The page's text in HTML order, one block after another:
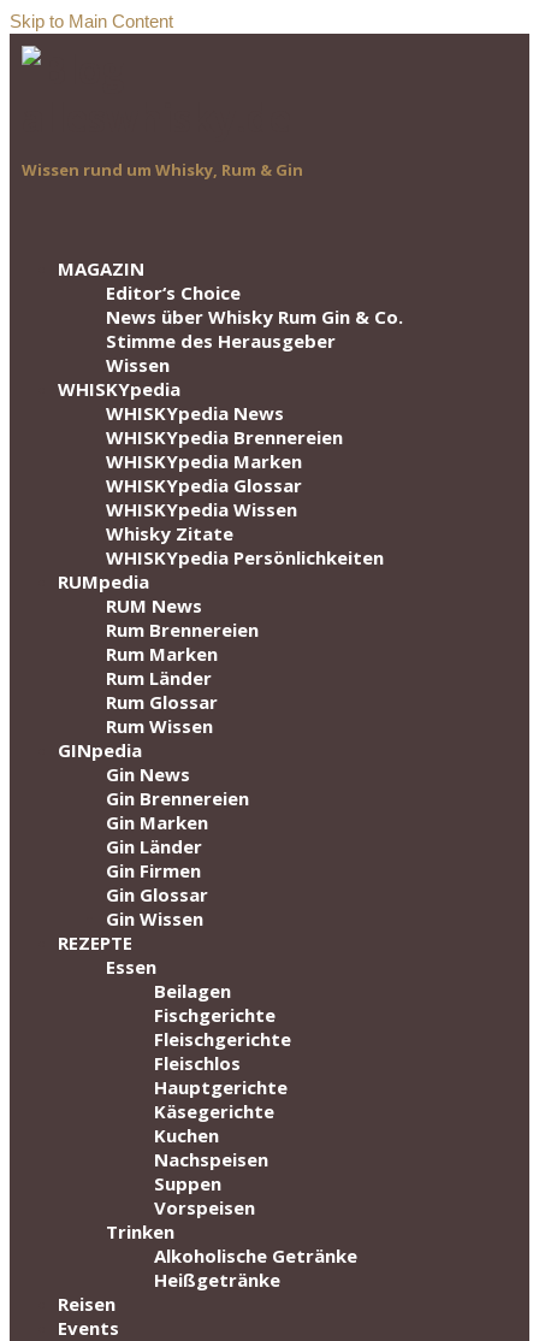
Skip to Main Content
Wissen rund um Whisky, Rum & Gin
MAGAZIN
Editor‘s Choice
News über Whisky Rum Gin & Co.
Stimme des Herausgeber
Wissen
WHISKYpedia
WHISKYpedia News
WHISKYpedia Brennereien
WHISKYpedia Marken
WHISKYpedia Glossar
WHISKYpedia Wissen
Whisky Zitate
WHISKYpedia Persönlichkeiten
RUMpedia
RUM News
Rum Brennereien
Rum Marken
Rum Länder
Rum Glossar
Rum Wissen
GINpedia
Gin News
Gin Brennereien
Gin Marken
Gin Länder
Gin Firmen
Gin Glossar
Gin Wissen
REZEPTE
Essen
Beilagen
Fischgerichte
Fleischgerichte
Fleischlos
Hauptgerichte
Käsegerichte
Kuchen
Nachspeisen
Suppen
Vorspeisen
Trinken
Alkoholische Getränke
Heißgetränke
Reisen
Events